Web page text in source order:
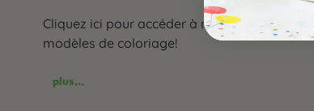
Cliquez ici pour accéder à nos superbes
modèles de coloriage!
plus...